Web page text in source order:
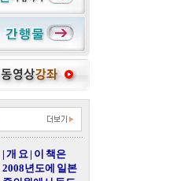
| 개 요 | 이 책은
2008년도에 일본